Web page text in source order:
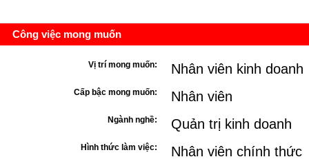
Công việc mong muốn
Vị trí mong muốn: Nhân viên kinh doanh
Cấp bậc mong muốn: Nhân viên
Ngành nghề: Quản trị kinh doanh
Hình thức làm việc: Nhân viên chính thức